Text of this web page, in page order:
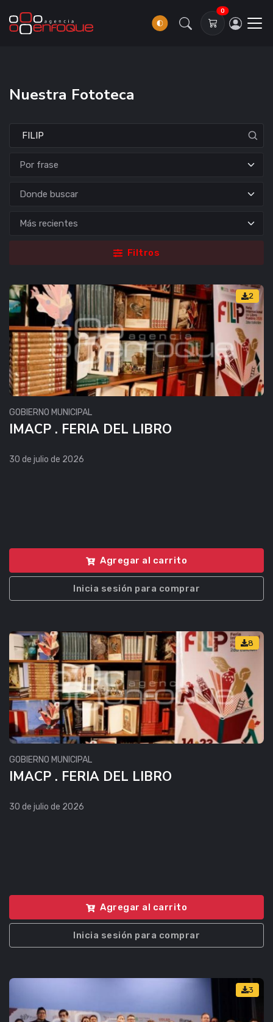
0
Nuestra Fototeca
Donde buscar
Filtros
2
GOBIERNO MUNICIPAL
IMACP . FERIA DEL LIBRO
30 de julio de 2026
Agregar al carrito
Inicia sesión para comprar
8
GOBIERNO MUNICIPAL
IMACP . FERIA DEL LIBRO
30 de julio de 2026
Agregar al carrito
Inicia sesión para comprar
3